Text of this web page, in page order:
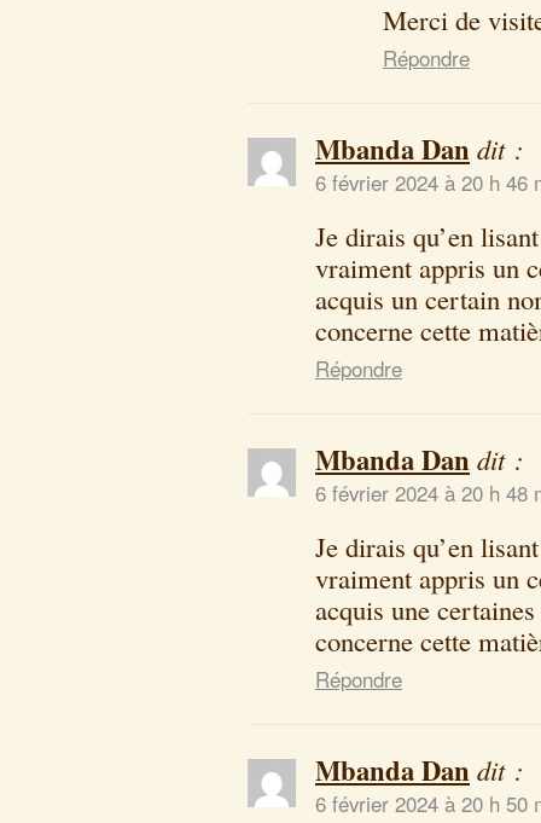
Merci de
Répondre
Mbanda Dan dit :
6 février 2024 à 20 h 46
Je dirais qu’en
vraiment appris un
acquis un certain
concerne cette
Répondre
Mbanda Dan dit :
6 février 2024 à 20 h 48
Je dirais qu’en
vraiment appris un
acquis une
concerne cette
Répondre
Mbanda Dan dit :
6 février 2024 à 20 h 50